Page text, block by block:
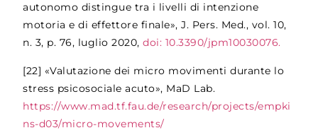
autonomo distingue tra i livelli di intenzione
motoria e di effettore finale», J. Pers. Med., vol. 10,
n. 3, p. 76, luglio 2020, doi: 10.3390/jpm10030076.
[22] «Valutazione dei micro movimenti durante lo
stress psicosociale acuto», MaD Lab.
https://www.mad.tf.fau.de/research/projects/empki
ns-d03/micro-movements/